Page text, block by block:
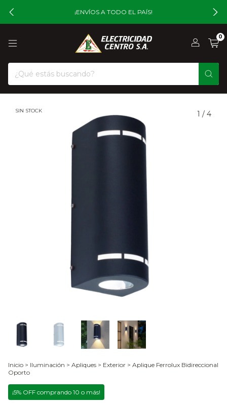
¡ENVÍOS A TODO EL PAÍS!
0
SIN STOCK 1 / 4
Inicio > Iluminación > Apliques > Exterior > Aplique Ferrolux Bidireccional
Oporto
¡5% OFF comprando 10 o más!